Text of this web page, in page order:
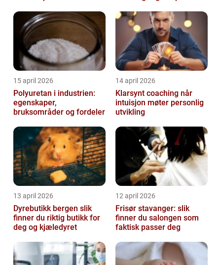
15 april 2026
Polyuretan i industrien:
egenskaper,
bruksområder og fordeler
14 april 2026
Klarsynt coaching når
intuisjon møter personlig
utvikling
13 april 2026
Dyrebutikk bergen slik
finner du riktig butikk for
deg og kjæledyret
12 april 2026
Frisør stavanger: slik
finner du salongen som
faktisk passer deg